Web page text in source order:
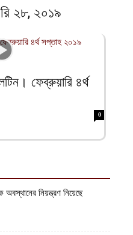
২৮, ২০১৯
ফেব্রুয়ারি ৪র্থ
0
অবস্থানের নিয়ন্ত্রণ নিয়েছে